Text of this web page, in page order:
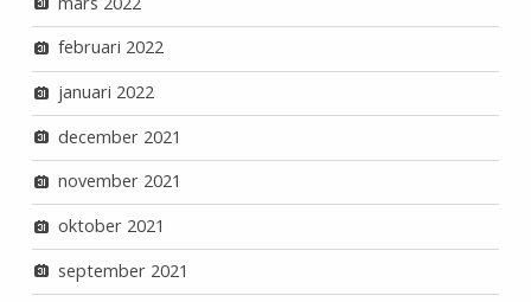
februari 2022
januari 2022
december 2021
november 2021
oktober 2021
september 2021